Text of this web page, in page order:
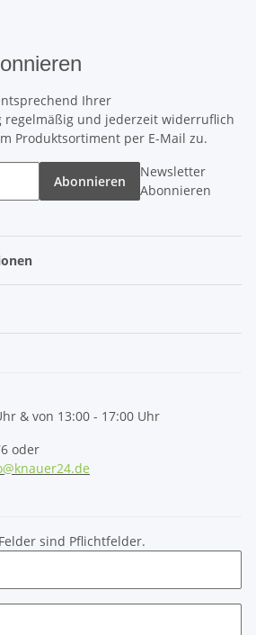
Ihrer
regelmäßig und jederzeit widerruflich
Produktsortiment per E-Mail zu.
Abonnieren
Newsletter
Abonnieren
& von 13:00 - 17:00 Uhr
oder
sind Pflichtfelder.